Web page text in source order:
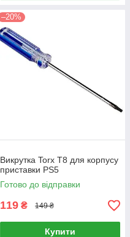
–20%
Викрутка Torx T8 для корпусу
приставки PS5
Готово до відправки
119 ₴ 149 ₴
Купити